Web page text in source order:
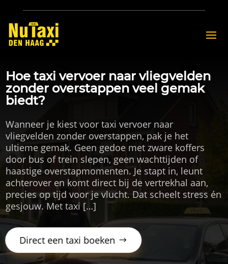
Hoe taxi vervoer naar vliegvelden
zonder overstappen veel gemak
biedt?
Wanneer je kiest voor taxi vervoer naar
vliegvelden zonder overstappen, pak je het
ultieme gemak. Geen gedoe met zware koffers
door bus of trein slepen, geen wachttijden of
haastige overstapmomenten. Je stapt in, leunt
achterover en komt direct bij de vertrekhal aan,
precies op tijd voor je vlucht. Dat scheelt stress én
gesjouw. Met taxi […]
Direct een taxi boeken